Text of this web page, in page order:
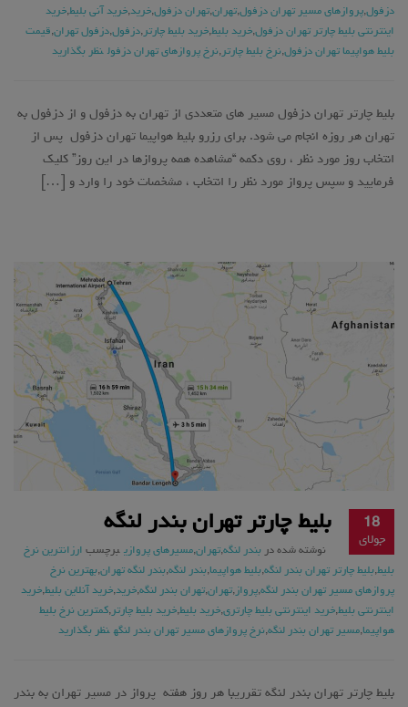
دزفول,پروازهای مسیر تهران دزفول,تهران,تهران دزفول,خرید,خرید آنی بلیط,خرید
اینترنتی بلیط چارتر تهران دزفول,خرید بلیط,خرید بلیط چارتر ,دزفول,دزفول تهران,قیمت
بلیط هواپیما تهران دزفول,نرخ بلیط چارتر ,نرخ پروازهای تهران دزفول نظر بگذارید
بلیط چارتر تهران دزفول مسیر های متعددی از تهران به دزفول و از دزفول به
تهران هر روزه انجام می شود. برای رزرو بلیط هواپیما تهران دزفول پس از
انتخاب روز مورد نظر ، روی دکمه “مشاهده همه پروازها در این روز” کلیک
فرمایید و سپس پرواز مورد نظر را انتخاب ، مشخصات خود را وارد و […]
18
جولای
بلیط چارتر تهران بندر لنگه
نوشته شده در بندر لنگه,تهران,مسیرهای پروازی برچسب ارزانترین نرخ
بلیط,بلیط چارتر تهران بندر لنگه,بلیط هواپیما,بندر لنگه,بندر لنگه تهران,بهترین نرخ
پروازهای مسیر تهران بندر لنگه,پرواز ,تهران,تهران بندر لنگه,خرید,خرید آنلاین بلیط,خرید
اینترنتی بلیط,خرید اینترنتی بلیط چارتری,خرید بلیط,خرید بلیط چارتر ,کمترین نرخ بلیط
هواپیما,مسیر تهران بندر لنگه,نرخ پروازهای مسیر تهران بندر لنگه نظر بگذارید
بلیط چارتر تهران بندر لنگه تقرریبا هر روز هفته پرواز در مسیر تهران به بندر